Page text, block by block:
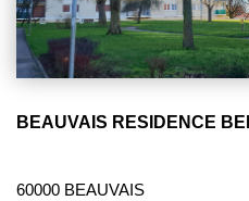
BEAUVAIS RESIDENCE
60000 BEAUVAIS